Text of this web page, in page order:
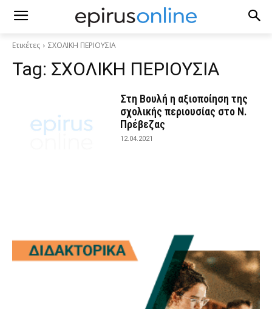
Ετικέτες ΣΧΟΛΙΚΗ ΠΕΡΙΟΥΣΙΑ
Tag: ΣΧΟΛΙΚΗ ΠΕΡΙΟΥΣΙΑ
Στη Βουλή η αξιοποίηση της
σχολικής περιουσίας στο Ν.
Πρέβεζας
12.04.2021